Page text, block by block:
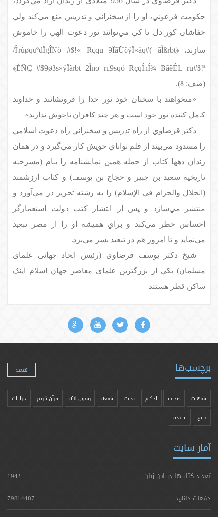
حكومت فرعوني،
او را از سخنراني و تدريس منع مي‌كند ولي
خفاشان كور دل تا كي مي‌توانند نور دعوت الهي را خاموش
سازند، ﴿t
b
r
ß
Ì
ã
(
#
q
ä
Ï
ÿ
ô
Ü
ã
Ï
9
u
q
ç
R
!
$
#
ö
N
Î
g
Ï
d
º
u
q
ø
ù
r
'
Î
/
ª
!
$
#
u
r
L
É
ê
ã
B
¾
Í
n
Í
q
ç
R
ö
q
s
9
u
r
o
n
Ì
2
t
b
r
ã
Ï
ÿ
s
3
ø
9
$
#
Ç
Ñ
È﴾
(صف: 8).
«مى‏خواهند با سخنان خود نور خدا را فرونشانند و خداوند
كامل كننده نور خود است و هر چند كافران ناخوش ندارند»
دكتر قرضاوي از راه تدريس و سخنراني راه دعوت اسلامي
را مسدود مي‌بيند از قلم تواناي خويش كار مي‌گيرد و در همان
زندان دهها كتاب از جمله همين نمايشنامه را بنام (مسرحيه
تاريخية سعيد بن جبير و حجاج بن يوسف) و كتاب ارزشمند
(الحلال والحرام في الإسلام) را به رشته تحرير در مي‌آورد و
منتشر مي‌سازد و پس از انتشار كتب دولت استعمارگر
احساس خطر مي‌كند و براي هميشه او را از مصر تبعيد
مي‌نمايد و تا امروز هم در تبعيد بسر مي‌برد.
شیخ دکتر یوسف قرضاوی (رئیس اتحاد جهانی علمای
مسلمان) يكي از بزرگترین علمای معاصر جهان اسلام اینک
ساکن قطر هستند
برچسب‌ها همه
شبهات صحابه احکام بدعت شیعه رسول الله قرآن کریم خرافات
دفاع عقیده
آمار سایت
تعداد کتاب‌ها در این زبان
1942
دفعات دانلود
79814487